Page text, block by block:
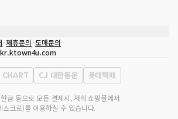
87-71116
서울강남-02223
9855
제휴문의 도매문의
kr.ktown4u.com
CHART CJ 대한통운 롯데택배
금 등으로 모든 결제시, 저희 쇼핑몰에서
크로)를 이용하실 수 있습니다.